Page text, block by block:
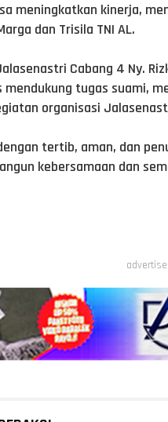
meningkatkan kinerja,
dan Trisila TNI AL.
Cabang 4 Ny.
tugas suami,
organisasi
tertib, aman, dan
kebersamaan dan